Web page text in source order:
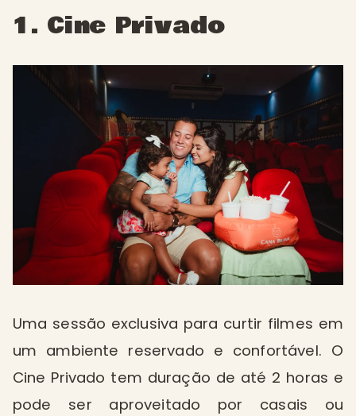
1. Cine Privado
Uma sessão exclusiva para curtir filmes em
um ambiente reservado e confortável. O
Cine Privado tem duração de até 2 horas e
pode ser aproveitado por casais ou